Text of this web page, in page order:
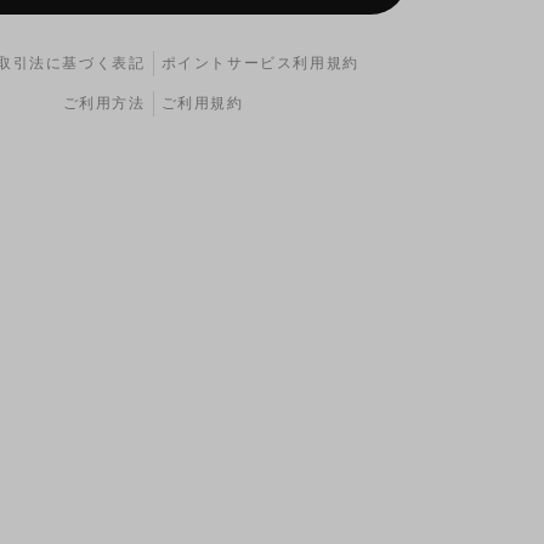
引法に基づく表記 ポイントサービス利用規約
ご利用方法 ご利用規約